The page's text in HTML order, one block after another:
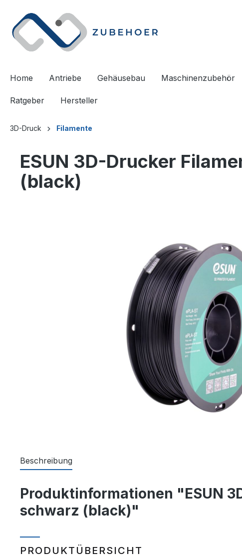
Home Antriebe Gehäusebau Maschinenzubehör
Ratgeber Hersteller
3D-Druck Filamente
ESUN 3D-Drucker
(black)
Beschreibung
Produktinformationen "ESUN
schwarz (black)"
PRODUKTÜBERSICHT